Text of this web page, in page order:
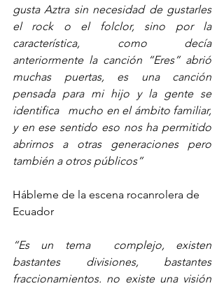
gusta Aztra sin necesidad de gustarles
el rock o el folclor, sino por la
característica, como decía
anteriormente la canción “Eres” abrió
muchas puertas, es una canción
pensada para mi hijo y la gente se
identifica   mucho en el ámbito familiar,
y en ese sentido eso nos ha permitido
abrirnos a otras generaciones pero
también a otros públicos”
Hábleme de la escena rocanrolera de
Ecuador
“Es un tema  complejo, existen
bastantes divisiones, bastantes
fraccionamientos. no existe una visión